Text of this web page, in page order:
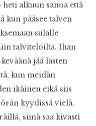
alkuun sanoa että
kun pääsee talven
sulalle
talviteloilta. Ihan
jää lasten
kun meidän
ikäinen eikä siis
kyydissä vielä.
siinä saa kivasti